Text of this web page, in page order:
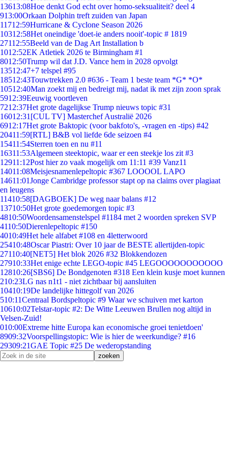
13613:08Hoe denkt God echt over homo-seksualiteit? deel 4
913:00Orkaan Dolphin treft zuiden van Japan
11712:59Hurricane & Cyclone Season 2026
10312:58Het oneindige 'doet-ie anders nooit'-topic # 1819
27112:55Beeld van de Dag Art Installation b
1012:52EK Atletiek 2026 te Birmingham #1
8012:50Trump wil dat J.D. Vance hem in 2028 opvolgt
13512:47+7 telspel #95
18512:43Touwtrekken 2.0 #636 - Team 1 beste team *G* *O*
10512:40Man zoekt mij en bedreigt mij, nadat ik met zijn zoon sprak
5912:39Eeuwig voortleven
7212:37Het grote dagelijkse Trump nieuws topic #31
16012:31 [CUL TV] Masterchef Australië 2026
6912:17Het grote Baktopic (voor bakfoto's, -vragen en -tips) #42
20411:59[RTL] B&B vol liefde 6de seizoen #4
15411:54Sterren toen en nu #11
16311:53Algemeen steektopic, waar er een steekje los zit #3
12911:12Post hier zo vaak mogelijk om 11:11 #39 Vanz11
14011:08Meisjesnamenlepeltopic #367 LOOOOL LAPO
14611:01Jonge Cambridge professor stapt op na claims over plagiaat
en leugens
11410:58[DAGBOEK] De weg naar balans #12
13710:50Het grote goedemorgen topic #3
4810:50Woordensamenstelspel #1184 met 2 woorden spreken SVP
4110:50Dierenlepeltopic #150
4010:49Het hele alfabet #108 en 4letterwoord
25410:48Oscar Piastri: Over 10 jaar de BESTE allertijden-topic
27110:40[NET5] Het blok 2026 #32 Blokkendozen
27910:33Het enige echte LEGO-topic #45 LEGOOOOOOOOOOO
12810:26[SBS6] De Bondgenoten #318 Een klein kusje moet kunnen
210:23LG nas n1t1 - niet zichtbaar bij aansluiten
10410:19De landelijke hittegolf van 2026
510:11Centraal Bordspeltopic #9 Waar we schuiven met karton
10610:02Telstar-topic #2: De Witte Leeuwen Brullen nog altijd in
Velsen-Zuid!
010:00Extreme hitte Europa kan economische groei tenietdoen'
8909:32Voorspellingstopic: Wie is hier de weerkundige? #16
29309:21GAE Topic #25 De wederopstanding